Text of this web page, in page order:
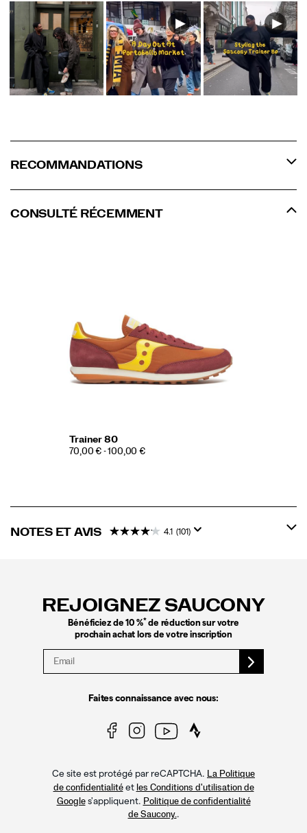
RECOMMANDATIONS
CONSULTÉ RÉCEMMENT
Trainer 80
70,00 € - 100,00 €
NOTES ET AVIS 4.1 (101)
REJOIGNEZ SAUCONY
Bénéficiez de 10 %* de réduction sur votre
prochain achat lors de votre inscription
Faites connaissance avec nous:
Ce site est protégé par reCAPTCHA.
La Politique
de confidentialitéet les Conditions d'utilisation de
Googles'appliquent. Politique de confidentialité
de Saucony. .